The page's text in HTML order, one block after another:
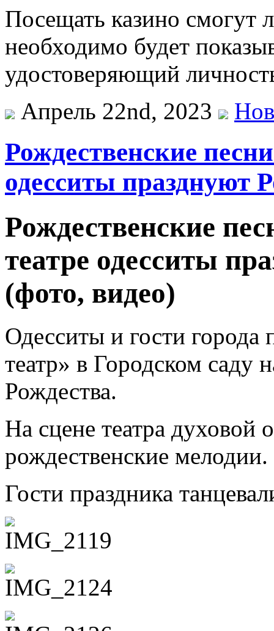
Посещать казино смогут
необходимо будет
удостоверяющий
Апрель 22nd, 2023
Рождественские
одесситы празднуют
Рождественские
театре одесситы
(фото, видео)
Одесситы и гости
театр» в Городском саду
Рождества.
На сцене театра духовой
рождественские мелодии.
Гости праздника